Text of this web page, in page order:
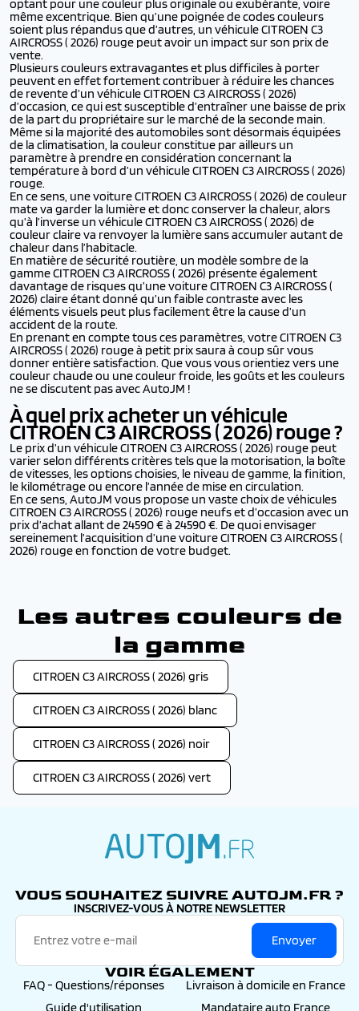
optant pour une couleur plus originale ou exubérante, voire
même excentrique. Bien qu’une poignée de codes couleurs
soient plus répandus que d’autres, un véhicule CITROEN C3
AIRCROSS ( 2026) rouge peut avoir un impact sur son prix de
vente.
Plusieurs couleurs extravagantes et plus difficiles à porter
peuvent en effet fortement contribuer à réduire les chances
de revente d’un véhicule CITROEN C3 AIRCROSS ( 2026)
d’occasion, ce qui est susceptible d’entraîner une baisse de prix
de la part du propriétaire sur le marché de la seconde main.
Même si la majorité des automobiles sont désormais équipées
de la climatisation, la couleur constitue par ailleurs un
paramètre à prendre en considération concernant la
température à bord d’un véhicule CITROEN C3 AIRCROSS ( 2026)
rouge.
En ce sens, une voiture CITROEN C3 AIRCROSS ( 2026) de couleur
mate va garder la lumière et donc conserver la chaleur, alors
qu’à l’inverse un véhicule CITROEN C3 AIRCROSS ( 2026) de
couleur claire va renvoyer la lumière sans accumuler autant de
chaleur dans l’habitacle.
En matière de sécurité routière, un modèle sombre de la
gamme CITROEN C3 AIRCROSS ( 2026) présente également
davantage de risques qu’une voiture CITROEN C3 AIRCROSS (
2026) claire étant donné qu’un faible contraste avec les
éléments visuels peut plus facilement être la cause d’un
accident de la route.
En prenant en compte tous ces paramètres, votre CITROEN C3
AIRCROSS ( 2026) rouge à petit prix saura à coup sûr vous
donner entière satisfaction. Que vous vous orientiez vers une
couleur chaude ou une couleur froide, les goûts et les couleurs
ne se discutent pas avec AutoJM !
À quel prix acheter un véhicule
CITROEN C3 AIRCROSS ( 2026)rouge ?
Le prix d’un véhicule CITROEN C3 AIRCROSS ( 2026) rouge peut
varier selon différents critères tels que la motorisation, la boîte
de vitesses, les options choisies, le niveau de gamme, la finition,
le kilométrage ou encore l’année de mise en circulation.
En ce sens, AutoJM vous propose un vaste choix de véhicules
CITROEN C3 AIRCROSS ( 2026) rouge neufs et d’occasion avec un
prix d’achat allant de 24590 € à 24590 €. De quoi envisager
sereinement l’acquisition d’une voiture CITROEN C3 AIRCROSS (
2026) rouge en fonction de votre budget.
Les autres couleurs de
la gamme
CITROEN C3 AIRCROSS ( 2026) gris
CITROEN C3 AIRCROSS ( 2026) blanc
CITROEN C3 AIRCROSS ( 2026) noir
CITROEN C3 AIRCROSS ( 2026) vert
VOUS SOUHAITEZ SUIVRE AUTOJM.FR ?
INSCRIVEZ-VOUS À NOTRE NEWSLETTER
Envoyer
VOIR ÉGALEMENT
FAQ - Questions/réponses
Livraison à domicile en France
Guide d'utilisation
Mandataire auto France